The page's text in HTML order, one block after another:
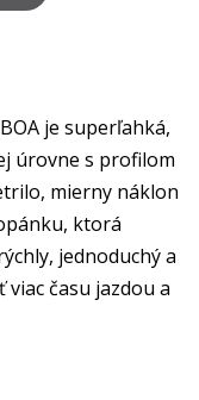
je superľahká,
úrovne s profilom
mierny náklon
ktorá
jednoduchý a
času jazdou a